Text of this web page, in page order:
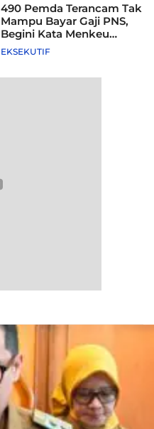
490 Pemda Terancam Tak
Mampu Bayar Gaji PNS,
Begini Kata Menkeu
Purbaya
EKSEKUTIF